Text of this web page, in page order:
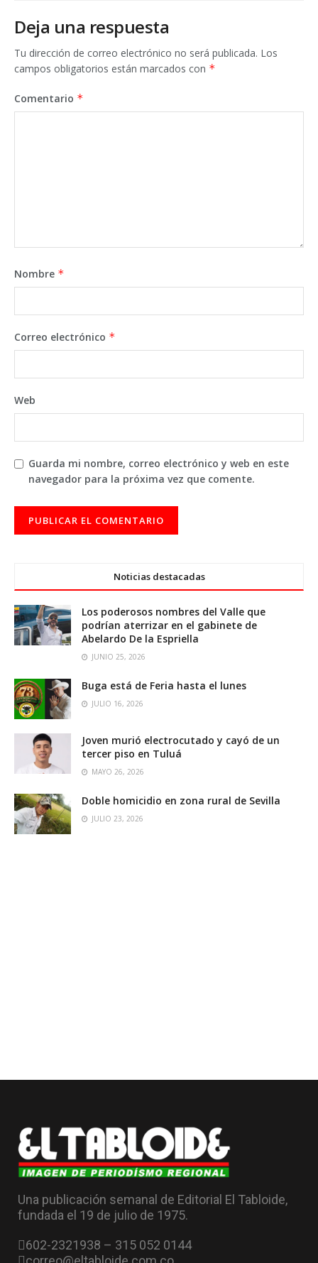
Deja una respuesta
Tu dirección de correo electrónico no será publicada. Los
campos obligatorios están marcados con *
Comentario *
Nombre *
Correo electrónico *
Web
Guarda mi nombre, correo electrónico y web en este
navegador para la próxima vez que comente.
Noticias destacadas
Los poderosos nombres del Valle que
podrían aterrizar en el gabinete de
Abelardo De la Espriella
JUNIO 25, 2026
Buga está de Feria hasta el lunes
JULIO 16, 2026
Joven murió electrocutado y cayó de un
tercer piso en Tuluá
MAYO 26, 2026
Doble homicidio en zona rural de Sevilla
JULIO 23, 2026
Una publicación semanal de Editorial El Tabloide,
fundada el 19 de julio de 1975.
602-2321938 – 315 052 0144